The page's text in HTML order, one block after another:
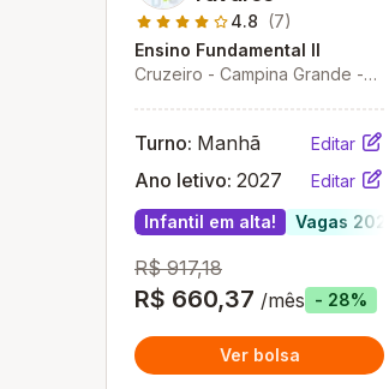
4.8 (7)
Ensino Fundamental II
Cruzeiro - Campina Grande -
Turno: Manhã Editar
Ano letivo: 2027
Editar
Infantil em alta!
Vagas 2027
R$ 917,18
R$ 660,37 /mês - 28%
Ver bolsa